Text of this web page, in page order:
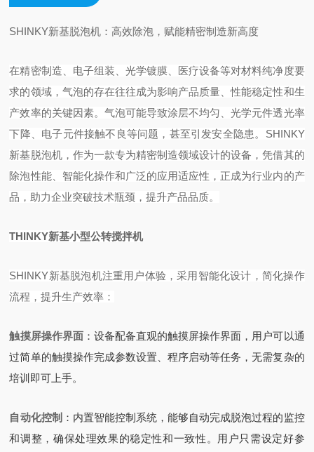
SHINKY新基脱泡机：高效除泡，赋能精密制造新高度
在精密制造、电子组装、光学镀膜、医疗设备等对材料纯净度要
求的领域，气泡的存在往往成为影响产品质量、性能稳定性和生
产效率的关键因素。气泡可能导致涂层不均匀、光学元件透光率
下降、电子元件接触不良等问题，甚至引发安全隐患。SHINKY
新基脱泡机，作为一款专为精密制造领域设计的设备，凭借其的
除泡性能、智能化操作和广泛的应用适应性，正成为行业内的产
品，助力企业突破技术瓶颈，提升产品品质。
THINKY新基小型公转搅拌机
SHINKY新基脱泡机注重用户体验，采用智能化设计，简化操作
流程，提升生产效率：
触摸屏操作界面‌：设备配备直观的触摸屏操作界面，用户可以通
过简单的触摸操作完成参数设置、程序启动等任务，无需复杂的
培训即可上手。
自动化控制 ‌：内置智能控制系统，能够自动完成脱泡过程的监控
和调整，确保处理效果的稳定性和一致性。用户只需设定好参